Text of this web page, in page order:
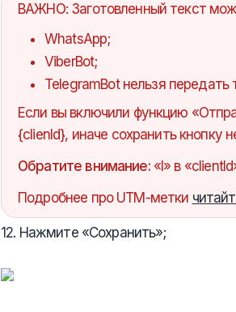
ВАЖНО: Заготовленный текст
WhatsApp;
ViberBot;
TelegramBot нельзя передать
Если вы включили функцию
{clienId}, иначе сохранить кнопку
Обратите внимание: «I» в
Подробнее про UTM-метки
12. Нажмите «Сохранить»;